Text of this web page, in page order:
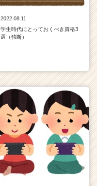
2022.08.11
学生時代にとっておくべき資格3
選（独断）